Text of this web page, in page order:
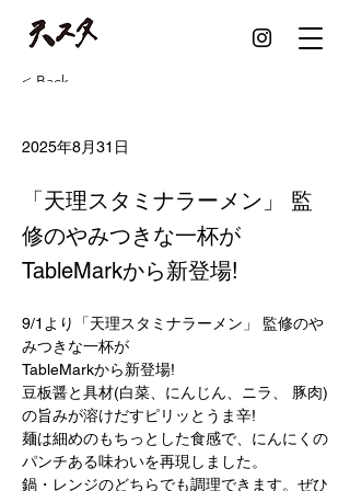
< Back
天スタ監修 スタミナ
2025年8月31日
「天理スタミナラーメン」 監
修のやみつきな一杯が
TableMarkから新登場!
9/1より「天理スタミナラーメン」 監修のや
みつきな一杯が
TableMarkから新登場!
豆板醤と具材(白菜、にんじん、ニラ、 豚肉)
の旨みが溶けだすピリッとうま辛!
麺は細めのもちっとした食感で、にんにくの
パンチある味わいを再現しました。
鍋・レンジのどちらでも調理できます。ぜひ